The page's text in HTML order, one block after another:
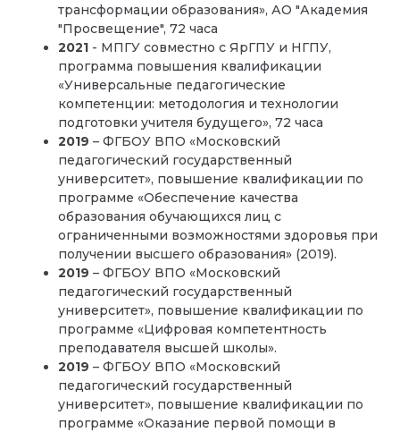
трансформации образования», АО "Академия
"Просвещение", 72 часа
2021 - МПГУ совместно с ЯрГПУ и НГПУ,
программа повышения квалификации
«Универсальные педагогические
компетенции: методология и технологии
подготовки учителя будущего», 72 часа
2019 – ФГБОУ ВПО «Московский
педагогический государственный
университет», повышение квалификации по
программе «Обеспечение качества
образования обучающихся лиц с
ограниченными возможностями здоровья при
получении высшего образования» (2019).
2019 – ФГБОУ ВПО «Московский
педагогический государственный
университет», повышение квалификации по
программе «Цифровая компетентность
преподавателя высшей школы».
2019 – ФГБОУ ВПО «Московский
педагогический государственный
университет», повышение квалификации по
программе «Оказание первой помощи в